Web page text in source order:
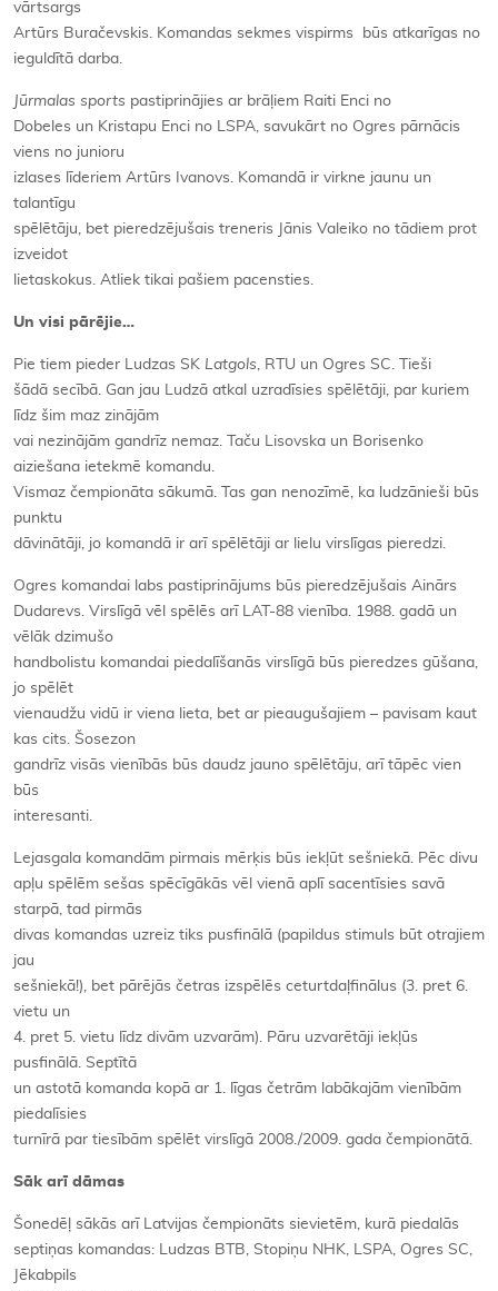
vārtsargs
Artūrs Buračevskis. Komandas sekmes vispirms būs atkarīgas no
ieguldītā darba.
Jūrmalas sports pastiprinājies ar brāļiem Raiti Enci no
Dobeles un Kristapu Enci no LSPA, savukārt no Ogres pārnācis
viens no junioru
izlases līderiem Artūrs Ivanovs. Komandā ir virkne jaunu un
talantīgu
spēlētāju, bet pieredzējušais treneris Jānis Valeiko no tādiem prot
izveidot
lietaskokus. Atliek tikai pašiem pacensties.
Un visi pārējie…
Pie tiem pieder Ludzas SK Latgols , RTU un Ogres SC. Tieši
šādā secībā. Gan jau Ludzā atkal uzradīsies spēlētāji, par kuriem
līdz šim maz zinājām
vai nezinājām gandrīz nemaz. Taču Lisovska un Borisenko
aiziešana ietekmē komandu.
Vismaz čempionāta sākumā. Tas gan nenozīmē, ka ludzānieši būs
punktu
dāvinātāji, jo komandā ir arī spēlētāji ar lielu virslīgas pieredzi.
Ogres komandai labs pastiprinājums būs pieredzējušais Ainārs
Dudarevs. Virslīgā vēl spēlēs arī LAT-88 vienība. 1988. gadā un
vēlāk dzimušo
handbolistu komandai piedalīšanās virslīgā būs pieredzes gūšana,
jo spēlēt
vienaudžu vidū ir viena lieta, bet ar pieaugušajiem – pavisam kaut
kas cits. Šosezon
gandrīz visās vienībās būs daudz jauno spēlētāju, arī tāpēc vien
būs
interesanti.
Lejasgala komandām pirmais mērķis būs iekļūt sešniekā. Pēc divu
apļu spēlēm sešas spēcīgākās vēl vienā aplī sacentīsies savā
starpā, tad pirmās
divas komandas uzreiz tiks pusfinālā (papildus stimuls būt otrajiem
jau
sešniekā!), bet pārējās četras izspēlēs ceturtdaļfinālus (3. pret 6.
vietu un
4. pret 5. vietu līdz divām uzvarām). Pāru uzvarētāji iekļūs
pusfinālā. Septītā
un astotā komanda kopā ar 1. līgas četrām labākajām vienībām
piedalīsies
turnīrā par tiesībām spēlēt virslīgā 2008./2009. gada čempionātā.
Sāk arī dāmas
Šonedēļ sākās arī Latvijas čempionāts sievietēm, kurā piedalās
septiņas komandas: Ludzas BTB, Stopiņu NHK, LSPA, Ogres SC,
Jēkabpils